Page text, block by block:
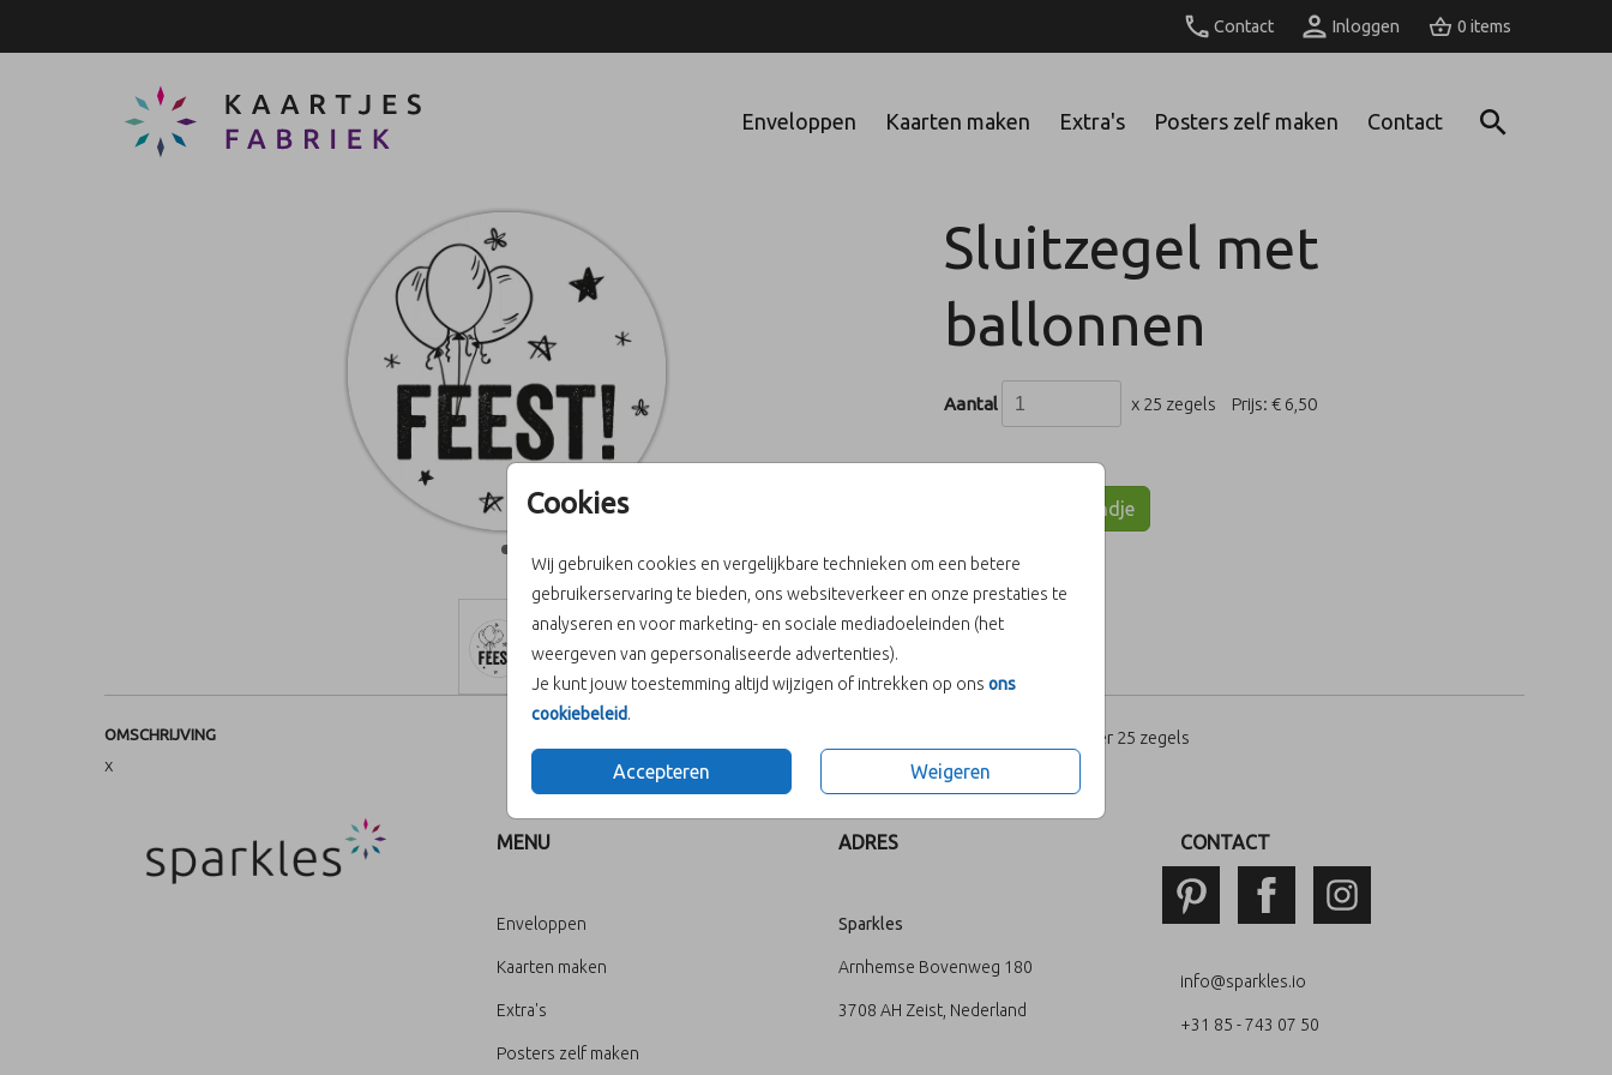
Contact Inloggen 0
Enveloppen Kaarten maken Extra's Posters zelf maken Contact
Cookies
Wij gebruiken cookies en vergelijkbare technieken om een betere
gebruikerservaring te bieden, ons websiteverkeer en onze prestaties te
analyseren en voor marketing- en sociale mediadoeleinden (het
weergeven van gepersonaliseerde advertenties).
Je kunt jouw toestemming altijd wijzigen of intrekken op ons ons
cookiebeleid.
Accepteren Weigeren
Sluitzegel met
ballonnen
Aantal x 25 zegels Prijs: € 6,50
In winkelmandje
OMSCHRIJVING
x
per 25 zegels
MENU
Enveloppen
Kaarten maken
Extra's
Posters zelf maken
ADRES
Sparkles
Arnhemse Bovenweg 180
3708 AH Zeist, Nederland
CONTACT
info@sparkles.io
+31 85 - 743 07 50